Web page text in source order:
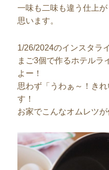
一味も二味も違う仕上
思います。
1/26/2024のインスタラ
まご3個で作るホテルラ
よー！
思わず「うわぁ～！き
す！
お家でこんなオムレツ